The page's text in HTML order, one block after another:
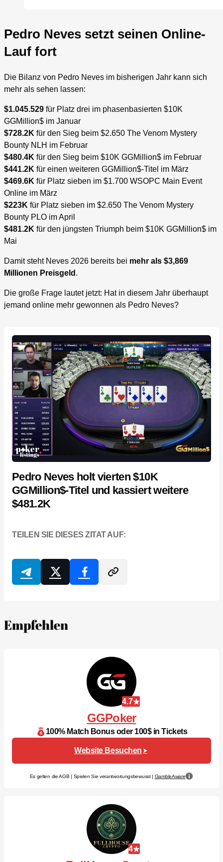
Pedro Neves setzt seinen Online-
Lauf fort
Die Bilanz von Pedro Neves im bisherigen Jahr kann sich
mehr als sehen lassen:
$1.045.529 für Platz drei im phasenbasierten $10K
GGMillion$ im Januar
$728.2K für den Sieg beim $2.650 The Venom Mystery
Bounty NLH im Februar
$480.4K für den Sieg beim $10K GGMillion$ im Februar
$441.2K für einen weiteren GGMillion$-Titel im März
$469.6K für Platz sieben im $1.700 WSOPC Main Event
Online im März
$223K für Platz sieben im $2.650 The Venom Mystery
Bounty PLO im April
$481.2K für den jüngsten Triumph beim $10K GGMillion$ im
Mai
Damit steht Neves 2026 bereits bei mehr als $3,869
Millionen Preisgeld .
Die große Frage lautet jetzt: Hat in diesem Jahr überhaupt
jemand online mehr gewonnen als Pedro Neves?
Pedro Neves holt vierten $10K
GGMillion$-Titel und kassiert weitere
$481.2K
TEILEN SIE DIESES ZITAT AUF:
Empfehlen
4.7
GGPoker
100% Match Bonus oder 100$ in Tickets
Website Besuchen
Es gelten die AGB | Spielen Sie verantwortungsbewusst | GambleAware
4